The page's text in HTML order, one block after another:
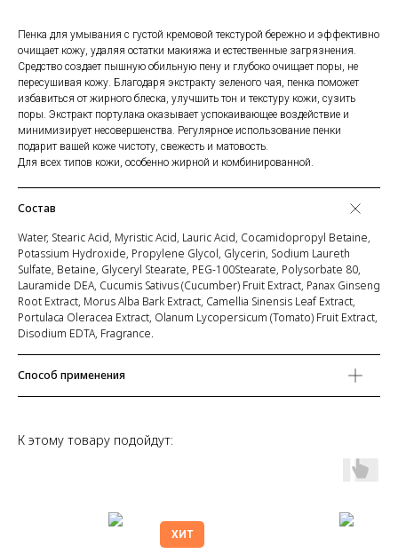
Пенка для умывания с густой кремовой текстурой бережно и эффективно
очищает кожу, удаляя остатки макияжа и естественные загрязнения.
Средство создает пышную обильную пену и глубоко очищает поры, не
пересушивая кожу. Благодаря экстракту зеленого чая, пенка поможет
избавиться от жирного блеска, улучшить тон и текстуру кожи, сузить
поры. Экстракт портулака оказывает успокаивающее воздействие и
минимизирует несовершенства. Регулярное использование пенки
подарит вашей коже чистоту, свежесть и матовость.
Для всех типов кожи, особенно жирной и комбинированной.
Состав
Water, Stearic Acid, Myristic Acid, Lauric Acid, Cocamidopropyl Betaine,
Potassium Hydroxide, Propylene Glycol, Glycerin, Sodium Laureth
Sulfate, Betaine, Glyceryl Stearate, PEG-100Stearate, Polysorbate 80,
Lauramide DEA, Cucumis Sativus (Cucumber) Fruit Extract, Panax Ginseng
Root Extract, Morus Alba Bark Extract, Camellia Sinensis Leaf Extract,
Portulaca Oleracea Extract, Olanum Lycopersicum (Tomato) Fruit Extract,
Disodium EDTA, Fragrance.
Способ применения
К этому товару подойдут:
ХИТ